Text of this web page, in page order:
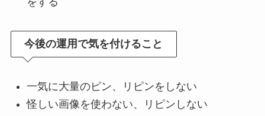
今後の運用で気を付けること
一気に大量のピン、リピンをしない
怪しい画像を使わない、リピンしない